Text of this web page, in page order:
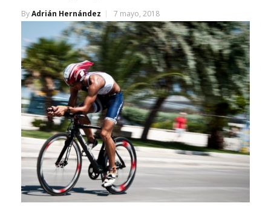
ByAdrián Hernández 7 mayo, 2018